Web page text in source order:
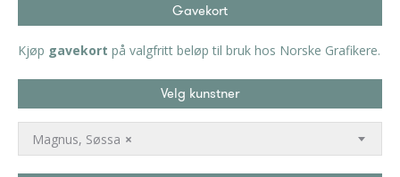
Gavekort
Kjøp gavekort på valgfritt beløp til bruk hos Norske Grafikere.
Velg kunstner
×
Magnus, Søssa